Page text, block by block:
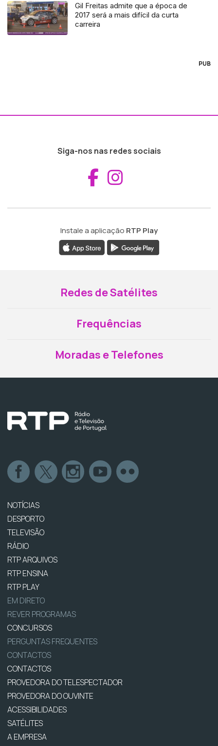
Gil Freitas admite que a época de
2017 será a mais difícil da curta
carreira
PUB
Siga-nos nas redes sociais
Aceder ao
Instale a aplicação RTP Play
Redes de Satélites
Frequências
Moradas e Telefones
NOTÍCIAS
DESPORTO
TELEVISÃO
RÁDIO
RTP ARQUIVOS
RTP ENSINA
RTP PLAY
EM DIRETO
REVER PROGRAMAS
CONCURSOS
PERGUNTAS FREQUENTES
CONTACTOS
CONTACTOS
PROVEDORA DO TELESPECTADOR
PROVEDORA DO OUVINTE
ACESSIBILIDADES
SATÉLITES
A EMPRESA